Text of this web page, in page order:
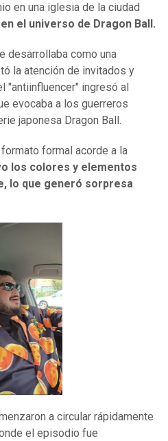
en una iglesia de la ciudad
el universo de Dragon Ball.
desarrollaba como una
la atención de invitados y
"antiinfluencer" ingresó al
evocaba a los guerreros
japonesa Dragon Ball.
formal acorde a la
los colores y elementos
lo que generó sorpresa
a circular rápidamente
el episodio fue